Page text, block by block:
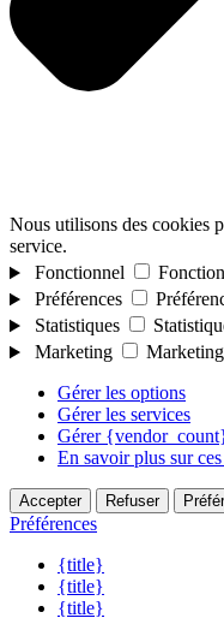
Nous utilisons des cookies
service.
Fonctionnel
Préférences
Statistiques
Marketing
Marketing
Gérer les options
Gérer les services
Gérer
En savoir plus sur
Accepter Refuser
Préférences
{title}
{title}
{title}